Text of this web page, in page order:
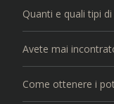
Quanti e quali tipi
Avete mai
Come ottenere i